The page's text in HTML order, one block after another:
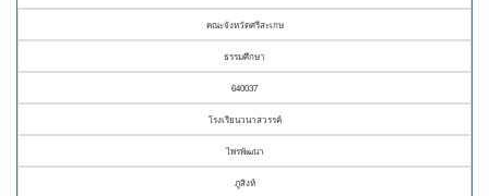
คณะจังหวัดศรีสะเกษ
ธรรมศึกษา
640037
โรงเรียนวนาสวรรค์
ไพรพัฒนา
ภูสิงห์